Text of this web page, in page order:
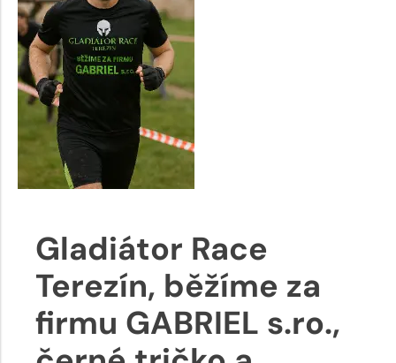
Gladiátor Race
Terezín, běžíme za
firmu GABRIEL s.ro.,